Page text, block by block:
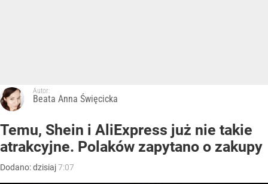
Autor:
Beata Anna Święcicka
Temu, Shein i AliExpress już nie takie
atrakcyjne. Polaków zapytano o zakupy
Dodano:dzisiaj7:07